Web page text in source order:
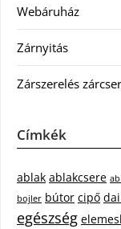
Webáruház
Zárnyitás
Zárszerelés
Címkék
ablak ablakcsere
bojler bútor cipő
egészség